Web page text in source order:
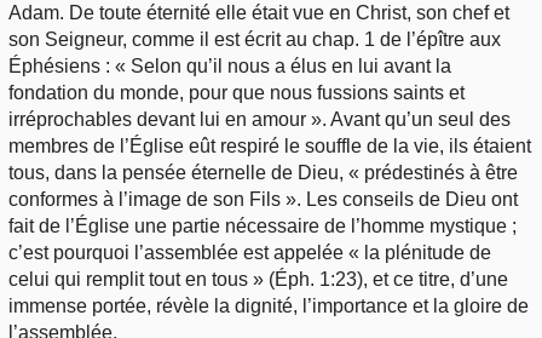
Adam. De toute éternité elle était vue en Christ, son chef et
son Seigneur, comme il est écrit au chap. 1 de l’épître aux
Éphésiens : « Selon qu’il nous a élus en lui avant la
fondation du monde, pour que nous fussions saints et
irréprochables devant lui en amour ». Avant qu’un seul des
membres de l’Église eût respiré le souffle de la vie, ils étaient
tous, dans la pensée éternelle de Dieu, « prédestinés à être
conformes à l’image de son Fils ». Les conseils de Dieu ont
fait de l’Église une partie nécessaire de l’homme mystique ;
c’est pourquoi l’assemblée est appelée « la plénitude de
celui qui remplit tout en tous » (Éph. 1:23), et ce titre, d’une
immense portée, révèle la dignité, l’importance et la gloire de
l’assemblée.